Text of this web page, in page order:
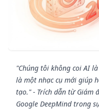
"Chúng tôi không coi AI
là một nhạc cụ mới giúp
tạo." - Trích dẫn từ Giám
Google DeepMind trong